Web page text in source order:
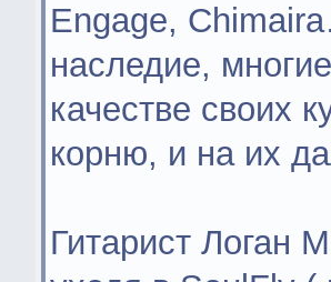
Engage,
наследие,
качестве своих
корню, и на их
Гитарист Логан